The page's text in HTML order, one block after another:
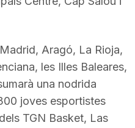
Aragó, La Rioja,
les Illes Baleares,
una nodrida
joves esportistes
TGN Basket, Las